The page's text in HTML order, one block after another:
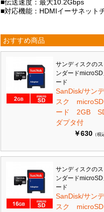
■伝送速度：最大10.2Gbps
■対応機能：HDMIイーサネット
おすすめ商品
サンディスクの
ンダード
ード
SanDisk/サン
スク
ード 2GB
ダプタ付
￥630 （税
サンディスクの
ンダード
ード
SanDisk/サン
スク